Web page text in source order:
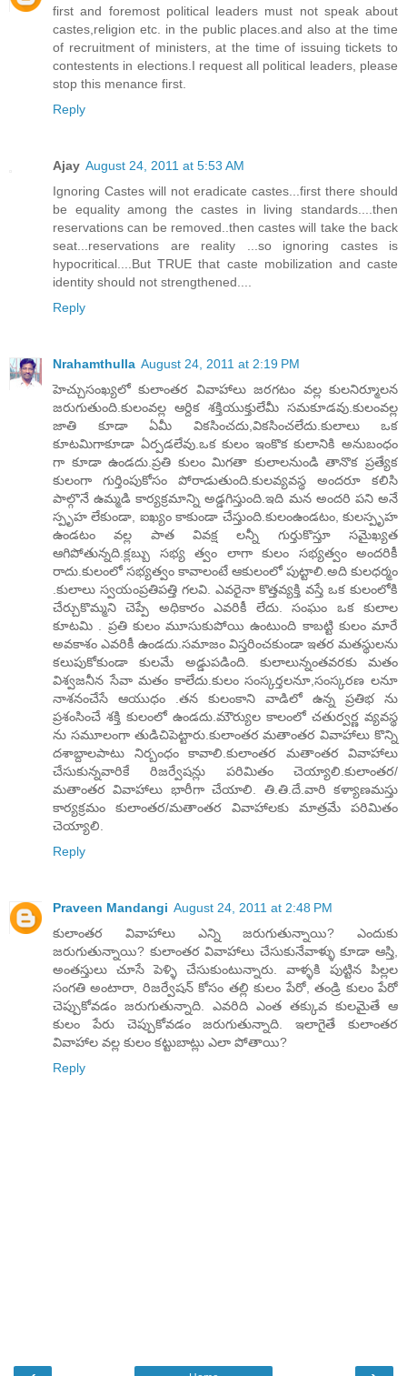
first and foremost political leaders must not speak about
castes,religion etc. in the public places.and also at the time
of recruitment of ministers, at the time of issuing tickets to
contestents in elections.I request all political leaders, please
stop this menance first.
Reply
Ajay August 24, 2011 at 5:53 AM
Ignoring Castes will not eradicate castes...first there should
be equality among the castes in living standards....then
reservations can be removed..then castes will take the back
seat...reservations are reality ...so ignoring castes is
hypocritical....But TRUE that caste mobilization and caste
identity should not strengthened....
Reply
Nrahamthulla August 24, 2011 at 2:19 PM
హెచ్చుసంఖ్యలో కులాంతర వివాహాలు జరగటం వల్ల కులనిర్మూలన
జరుగుతుంది.కులంవల్ల ఆర్దిక శక్తియుక్తులేమీ సమకూడవు.కులంవల్ల
జాతి కూడా ఏమీ వికసించదు,వికసించలేదు.కులాలు ఒక
కూటమిగాకూడా ఏర్పడలేవు.ఒక కులం ఇంకొక కులానికి అనుబంధం
గా కూడా ఉండదు.ప్రతి కులం మిగతా కులాలనుండి తానొక ప్రత్యేక
కులంగా గుర్తింపుకోసం పోరాడుతుంది.కులవ్యవస్థ అందరూ కలిసి
పాల్గొనే ఉమ్మడి కార్యక్రమాన్ని అడ్డగిస్తుంది.ఇది మన అందరి పని అనే
స్పృహ లేకుండా, ఐఖ్యం కాకుండా చేస్తుంది.కులంఉండటం, కులస్పృహ
ఉండటం వల్ల పాత వివక్ష లన్నీ గుర్తుకొస్తూ సమైఖ్యత
ఆగిపోతున్నది.క్లబ్బు సభ్య త్వం లాగా కులం సభ్యత్వం అందరికీ
రాదు.కులంలో సభ్యత్వం కావాలంటే ఆకులంలో పుట్టాలి.అది కులధర్మం
.కులాలు స్వయంప్రతిపత్తి గలవి. ఎవరైనా కొత్తవ్యక్తి వస్తే ఒక కులంలోకి
చేర్చుకొమ్మని చెప్పే అధికారం ఎవరికీ లేదు. సంఘం ఒక కులాల
కూటమి . ప్రతి కులం మూసుకుపోయి ఉంటుంది కాబట్టి కులం మారే
అవకాశం ఎవరికీ ఉండదు.సమాజం విస్తరించకుండా ఇతర మతస్థులను
కలుపుకోకుండా కులమే అడ్డుపడింది. కులాలున్నంతవరకు మతం
విశ్వజనీన సేవా మతం కాలేదు.కులం సంస్కర్తలనూ,సంస్కరణ లనూ
నాశనంచేసే ఆయుధం .తన కులంకాని వాడిలో ఉన్న ప్రతిభ ను
ప్రశంసించే శక్తి కులంలో ఉండదు.మౌర్యుల కాలంలో చతుర్వర్ణ వ్యవస్థ
ను సమూలంగా తుడిచిపెట్టారు.కులాంతర మతాంతర వివాహాలు కొన్ని
దశాబ్దాలపాటు నిర్బంధం కావాలి.కులాంతర మతాంతర వివాహాలు
చేసుకున్నవారికే రిజర్వేషన్లు పరిమితం చెయ్యాలి.కులాంతర/
మతాంతర వివాహాలు భారీగా చేయాలి. తి.తి.దే.వారి కళ్యాణమస్తు
కార్యక్రమం కులాంతర/మతాంతర వివాహాలకు మాత్రమే పరిమితం
చెయ్యాలి.
Reply
Praveen Mandangi August 24, 2011 at 2:48 PM
కులాంతర వివాహాలు ఎన్ని జరుగుతున్నాయి? ఎందుకు
జరుగుతున్నాయి? కులాంతర వివాహాలు చేసుకునేవాళ్ళు కూడా ఆస్తి,
అంతస్తులు చూసే పెళ్ళి చేసుకుంటున్నారు. వాళ్ళకి పుట్టిన పిల్లల
సంగతి అంటారా, రిజర్వేషన్ కోసం తల్లి కులం పేరో, తండ్రి కులం పేరో
చెప్పుకోవడం జరుగుతున్నాది. ఎవరిది ఎంత తక్కువ కులమైతే ఆ
కులం పేరు చెప్పుకోవడం జరుగుతున్నాది. ఇలాగైతే కులాంతర
వివాహాల వల్ల కులం కట్టుబాట్లు ఎలా పోతాయి?
Reply